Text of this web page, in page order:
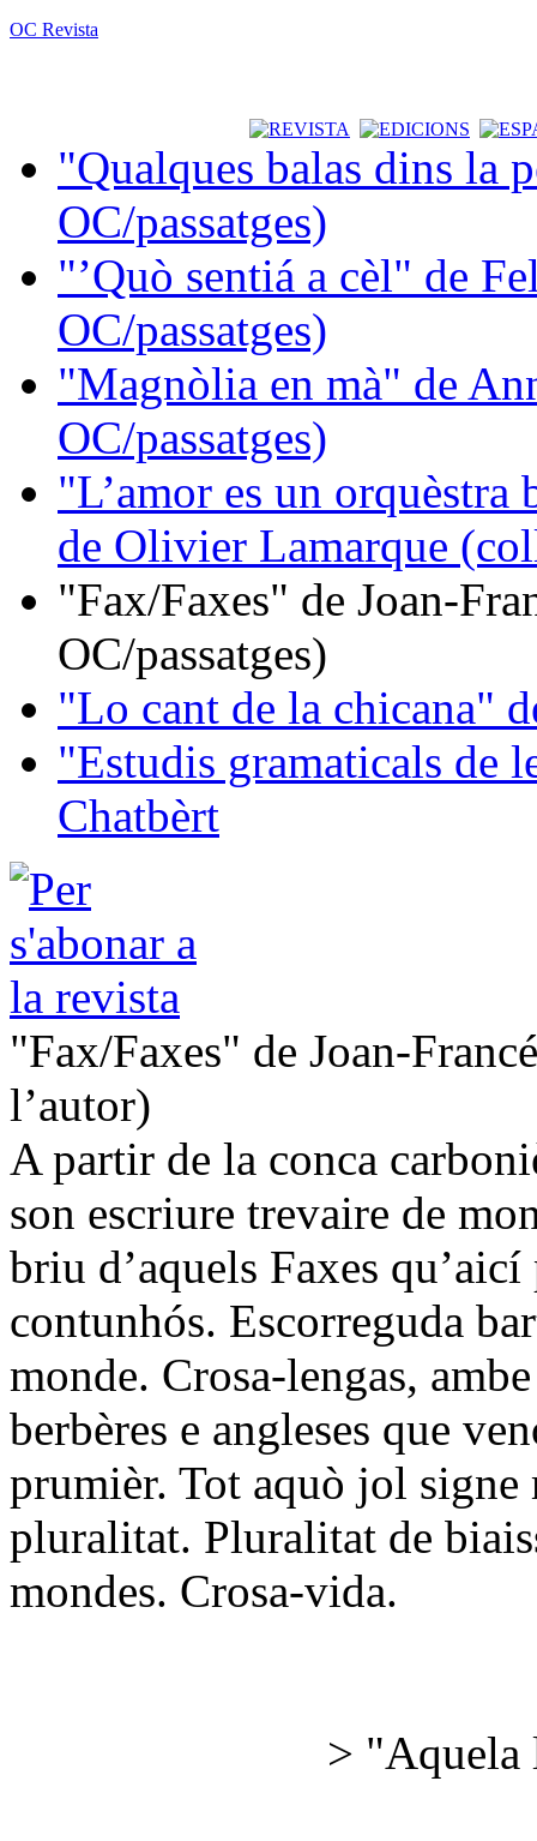
OC Revista
"Qualques balas dins la
OC/passatges)
"’Quò sentiá a cèl" de
OC/passatges)
"Magnòlia en mà" de
OC/passatges)
"L’amor es un orquèstra
de Olivier Lamarque
"Fax/Faxes" de Joan-
OC/passatges)
"Lo cant de la chicana"
"Estudis gramaticals de
Chatbèrt
"Fax/Faxes" de Joan-
l’autor)
A partir de la conca
son escriure trevaire de
briu d’aquels Faxes
contunhós. Escorreguda
monde. Crosa-lengas,
berbères e angleses que
prumièr. Tot aquò jol signe
pluralitat. Pluralitat de
mondes. Crosa-vida.
> "Aquela